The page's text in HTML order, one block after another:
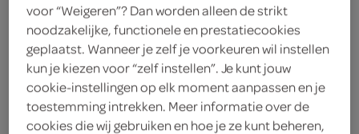
1 eetlepel tijm
75 gram ongezouten pinda’s
75 gram amandelen
250 gram zachte geitenkaas
voor “Weigeren”? Dan worden alleen de strikt
noodzakelijke, functionele en prestatiecookies
geplaatst. Wanneer je zelf je voorkeuren wil instellen
kun je kiezen voor “zelf instellen”. Je kunt jouw
cookie-instellingen op elk moment aanpassen en je
toestemming intrekken. Meer informatie over de
cookies die wij gebruiken en hoe je ze kunt beheren,